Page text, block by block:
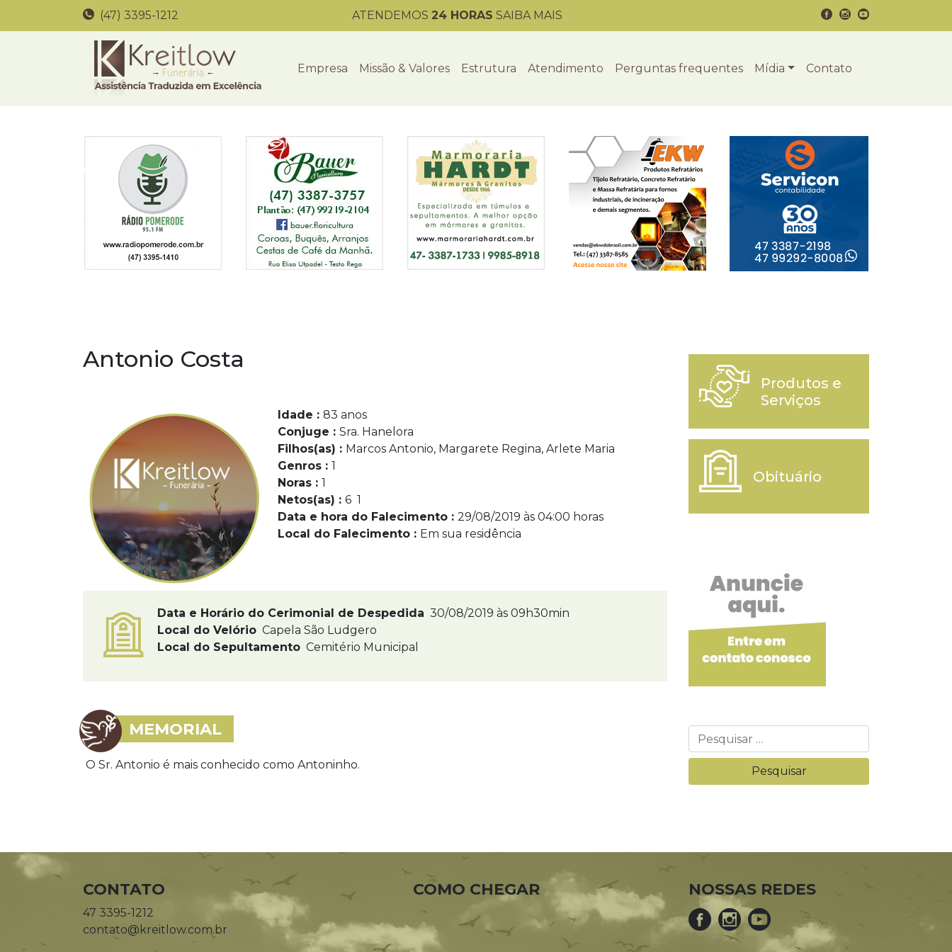
(47) 3395-1212 ATENDEMOS 24 HORAS SAIBA MAIS
Empresa Missão & Valores Estrutura Atendimento Perguntas frequentes Mídia Contato
Antonio Costa
Idade : 83 anos
Conjuge : Sra. Hanelora
Filhos(as) : Marcos Antonio, Margarete Regina, Arlete Maria
Genros : 1
Noras : 1
Netos(as) : 6 1
Data e hora do Falecimento : 29/08/2019 às 04:00 horas
Local do Falecimento : Em sua residência
Data e Horário do Cerimonial de Despedida 30/08/2019 às 09h30min
Local do Velório Capela São Ludgero
Local do Sepultamento Cemitério Municipal
MEMORIAL
O Sr. Antonio é mais conhecido como Antoninho.
Produtos e
Serviços
Obituário
CONTATO
47 3395-1212
contato@kreitlow.com.br
COMO CHEGAR NOSSAS REDES